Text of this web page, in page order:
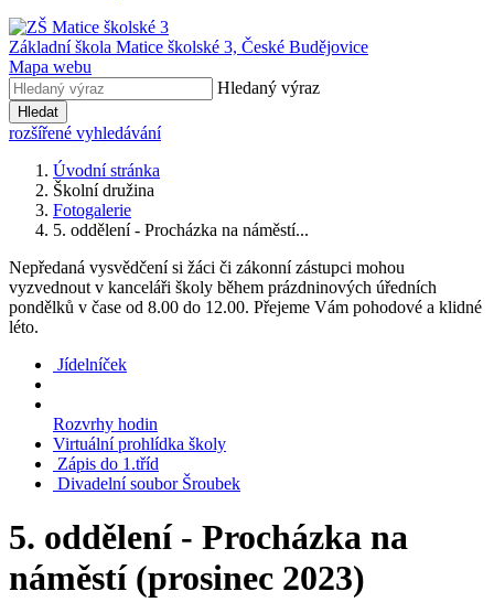
Základní škola Matice školské 3, České Budějovice
Mapa webu
Hledaný výraz
Hledat
rozšířené vyhledávání
Úvodní stránka
Školní družina
Fotogalerie
5. oddělení - Procházka na náměstí...
Nepředaná vysvědčení si žáci či zákonní zástupci mohou
vyzvednout v kanceláři školy během prázdninových úředních
pondělků v čase od 8.00 do 12.00. Přejeme Vám pohodové a klidné
léto.
Jídelníček
Rozvrhy hodin
Virtuální prohlídka školy
Zápis do 1.tříd
Divadelní soubor Šroubek
5. oddělení - Procházka na
náměstí (prosinec 2023)